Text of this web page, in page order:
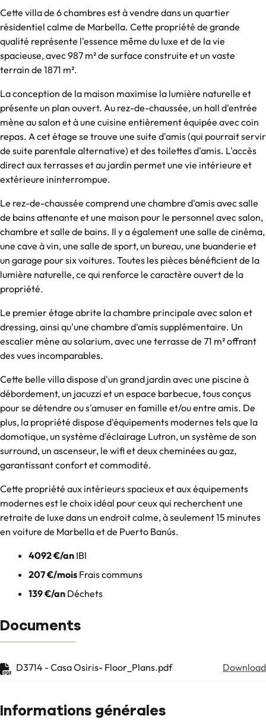
Cette villa de 6 chambres est à vendre dans un quartier
résidentiel calme de Marbella. Cette propriété de grande
qualité représente l'essence même du luxe et de la vie
spacieuse, avec 987 m² de surface construite et un vaste
terrain de 1871 m².
La conception de la maison maximise la lumière naturelle et
présente un plan ouvert. Au rez-de-chaussée, un hall d'entrée
mène au salon et à une cuisine entièrement équipée avec coin
repas. A cet étage se trouve une suite d'amis (qui pourrait servir
de suite parentale alternative) et des toilettes d'amis. L'accès
direct aux terrasses et au jardin permet une vie intérieure et
extérieure ininterrompue.
Le rez-de-chaussée comprend une chambre d'amis avec salle
de bains attenante et une maison pour le personnel avec salon,
chambre et salle de bains. Il y a également une salle de cinéma,
une cave à vin, une salle de sport, un bureau, une buanderie et
un garage pour six voitures. Toutes les pièces bénéficient de la
lumière naturelle, ce qui renforce le caractère ouvert de la
propriété.
Le premier étage abrite la chambre principale avec salon et
dressing, ainsi qu'une chambre d'amis supplémentaire. Un
escalier mène au solarium, avec une terrasse de 71 m² offrant
des vues incomparables.
Cette belle villa dispose d'un grand jardin avec une piscine à
débordement, un jacuzzi et un espace barbecue, tous conçus
pour se détendre ou s'amuser en famille et/ou entre amis. De
plus, la propriété dispose d'équipements modernes tels que la
domotique, un système d'éclairage Lutron, un système de son
surround, un ascenseur, le wifi et deux cheminées au gaz,
garantissant confort et commodité.
Cette propriété aux intérieurs spacieux et aux équipements
modernes est le choix idéal pour ceux qui recherchent une
retraite de luxe dans un endroit calme, à seulement 15 minutes
en voiture de Marbella et de Puerto Banús.
4092 €/anIBI
207 €/moisFrais communs
139 €/anDéchets
Documents
D3714 - Casa Osiris- Floor_Plans.pdf Download
Informations générales